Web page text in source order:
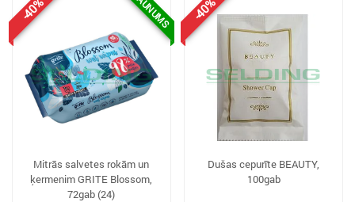
-40% JAUNUMS
Mitrās salvetes rokām un
ķermenim GRITE Blossom,
72gab (24)
-40%
Dušas cepurīte BEAUTY,
100gab